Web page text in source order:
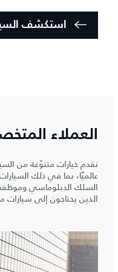
استكشف
العملاء
نقدم خيارات متنوّعة من
عالميًا، بما في ذلك
السلك الدبلوماسي وموظفي
الذين يحتاجون إلى